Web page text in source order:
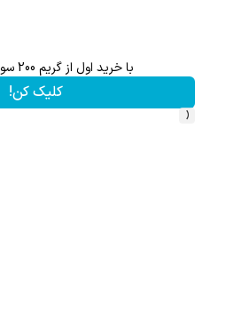
با خرید اول از گریم 200 سوت هدیه بگیر
کلیک کن!
‹